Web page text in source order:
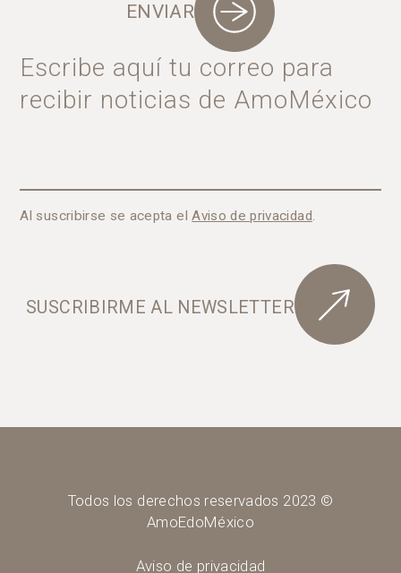
ENVIAR
Escribe aquí tu correo para
recibir noticias de AmoMéxico
Al suscribirse se acepta elAviso de privacidad.
SUSCRIBIRME AL NEWSLETTER
Todos los derechos reservados 2023 ©
AmoEdoMéxico
Aviso de privacidad